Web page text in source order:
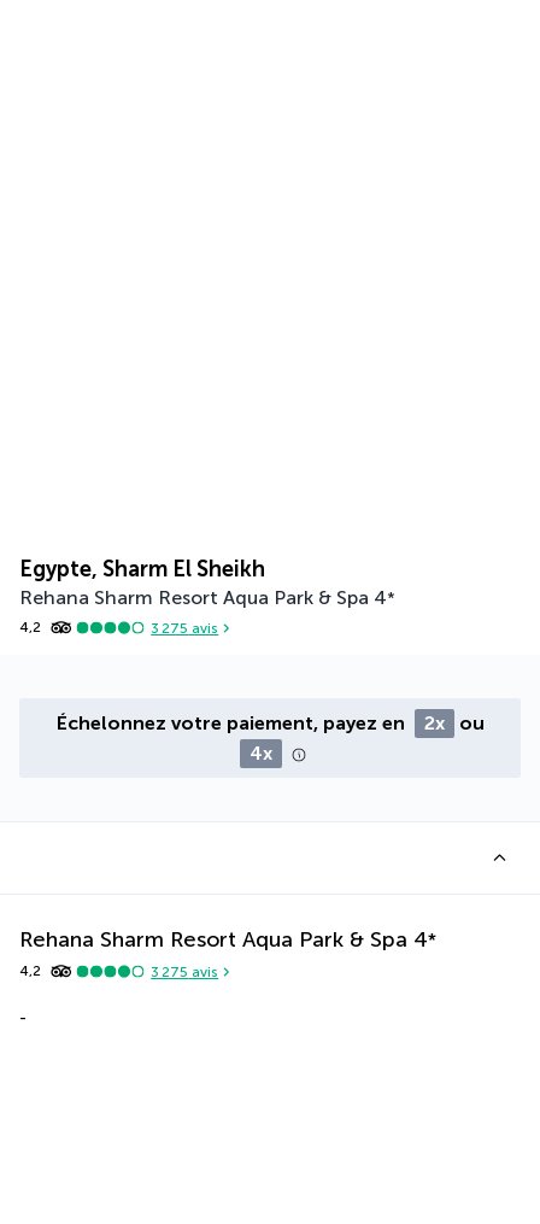
Egypte, Sharm El Sheikh
Rehana Sharm Resort Aqua Park & Spa 4*
4,2 3 275 avis
Échelonnez votre paiement, payez en 2x
ou
4x
Rehana Sharm Resort Aqua Park & Spa 4*
4,2 3 275 avis
-